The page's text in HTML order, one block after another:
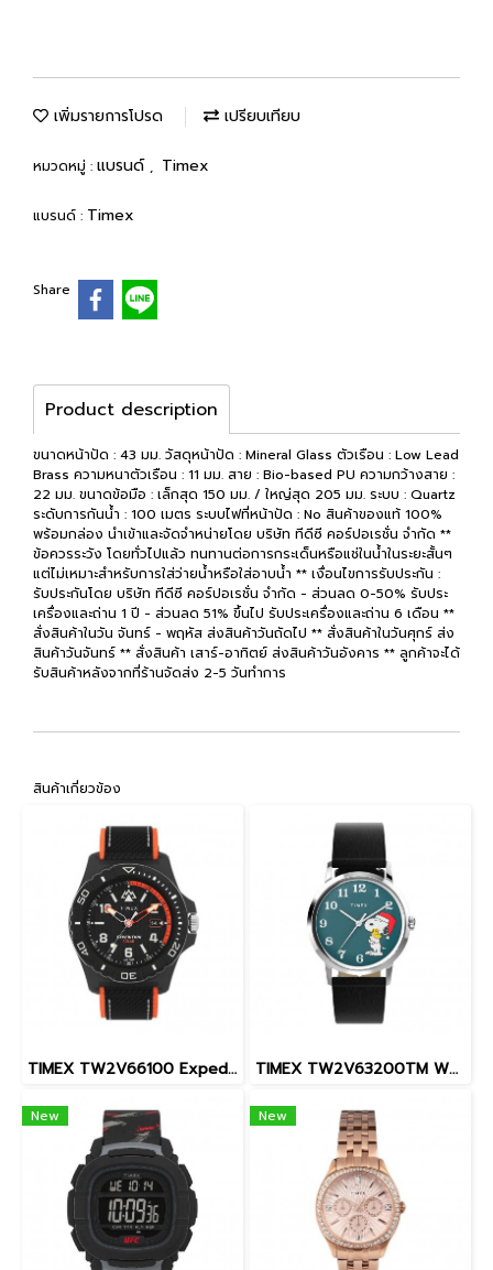
เพิ่มรายการโปรด เปรียบเทียบ
หมวดหมู่ : แบรนด์ , Timex
แบรนด์ : Timex
Share
Product description
ขนาดหน้าปัด : 43 มม. วัสดุหน้าปัด : Mineral Glass ตัวเรือน : Low Lead
Brass ความหนาตัวเรือน : 11 มม. สาย : Bio-based PU ความกว้างสาย :
22 มม. ขนาดข้อมือ : เล็กสุด 150 มม. / ใหญ่สุด 205 มม. ระบบ : Quartz
ระดับการกันน้ำ : 100 เมตร ระบบไฟที่หน้าปัด : No สินค้าของแท้ 100%
พร้อมกล่อง นำเข้าและจัดจำหน่ายโดย บริษัท ทีดีซี คอร์ปอเรชั่น จำกัด **
ข้อควรระวัง โดยทั่วไปแล้ว ทนทานต่อการกระเด็นหรือแช่ในน้ำในระยะสั้นๆ
แต่ไม่เหมาะสำหรับการใส่ว่ายน้ำหรือใส่อาบน้ำ ** เงื่อนไขการรับประกัน :
รับประกันโดย บริษัท ทีดีซี คอร์ปอเรชั่น จำกัด - ส่วนลด 0-50% รับประ
เครื่องและถ่าน 1 ปี - ส่วนลด 51% ขึ้นไป รับประเครื่องและถ่าน 6 เดือน **
สั่งสินค้าในวัน จันทร์ - พฤหัส ส่งสินค้าวันถัดไป ** สั่งสินค้าในวันศุกร์ ส่ง
สินค้าวันจันทร์ ** สั่งสินค้า เสาร์-อาทิตย์ ส่งสินค้าวันอังคาร ** ลูกค้าจะได้
รับสินค้าหลังจากที่ร้านจัดส่ง 2-5 วันทำการ
สินค้าเกี่ยวข้อง
TIMEX TW2V66100 Expedition North® Freedive Ocea นาฬิกาข้อมือผู้ชาย สายผลิตจากวัสดุใต้ทะเลลึก สีดำ/ส้ม หน้าปัด 46 มม. TIMEX TW2V63200TM W22 PEANUTS MARLIN SNOOPY
New New